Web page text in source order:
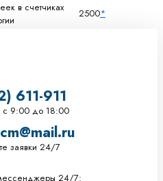
в счетчиках
2500*
611-911
c 9:00 до 18:00
заявки 24/7
24/7: